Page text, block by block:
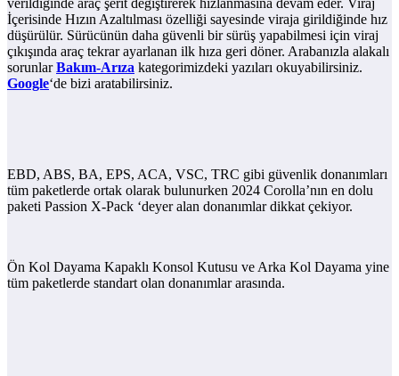
verildiğinde araç şerit değiştirerek hızlanmasına devam eder. Viraj
İçerisinde Hızın Azaltılması özelliği sayesinde viraja girildiğinde hız
düşürülür. Sürücünün daha güvenli bir sürüş yapabilmesi için viraj
çıkışında araç tekrar ayarlanan ilk hıza geri döner. Arabanızla alakalı
sorunlarBakım-Arıza kategorimizdeki yazıları okuyabilirsiniz.
Google‘de bizi aratabilirsiniz.
EBD, ABS, BA, EPS, ACA, VSC, TRC gibi güvenlik donanımları
tüm paketlerde ortak olarak bulunurken 2024 Corolla’nın en dolu
paketi Passion X-Pack ‘deyer alan donanımlar dikkat çekiyor.
Ön Kol Dayama Kapaklı Konsol Kutusu ve Arka Kol Dayama yine
tüm paketlerde standart olan donanımlar arasında.